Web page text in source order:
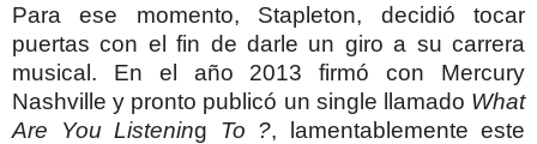
Para ese momento, Stapleton, decidió tocar
puertas con el fin de darle un giro a su carrera
musical. En el año 2013 firmó con Mercury
Nashville y pronto publicó un single llamado What
Are You Listening To ?, lamentablemente este